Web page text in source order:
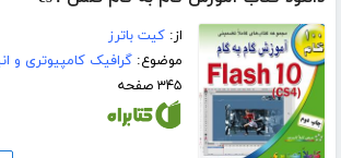
از:کیت باترز
موضوع:گرافیک کامپیوتری و
۳۴۵ صفحه